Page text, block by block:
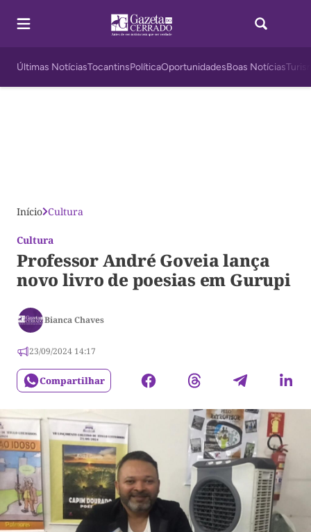
Últimas NotíciasTocantinsPolíticaOportunidadesBoas Notícias
Início Cultura
Cultura
Professor André Goveia lança
novo livro de poesias em Gurupi
Bianca Chaves
23/09/2024 14:17
Compartilhar